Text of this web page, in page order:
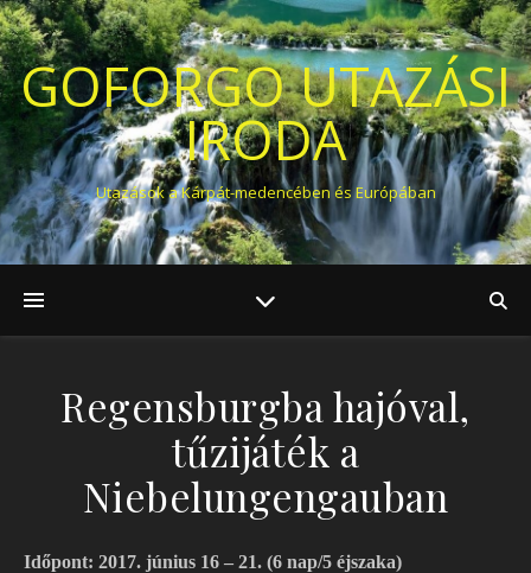
GOFORGO UTAZÁSI
IRODA
Utazások a Kárpát-medencében és Európában
Regensburgba hajóval,
tűzijáték a
Niebelungengauban
Időpont: 2017. június 16 – 21. (6 nap/5 éjszaka)